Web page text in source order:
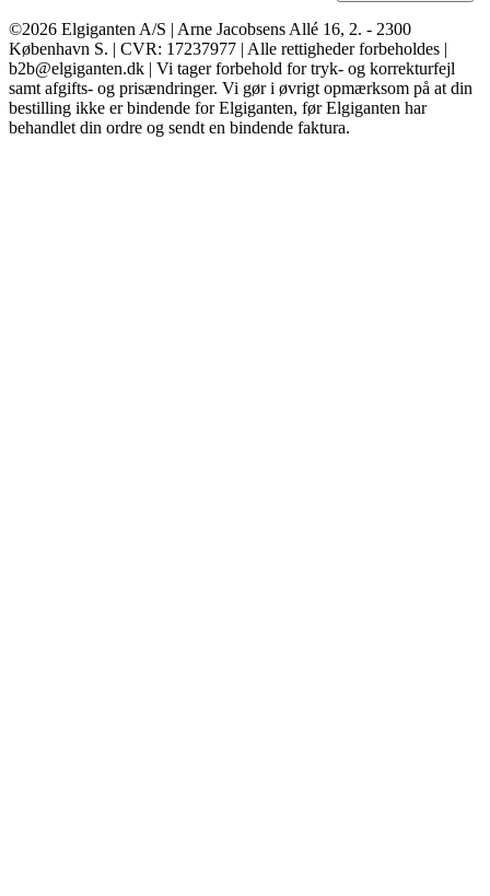
©2026 Elgiganten A/S | Arne Jacobsens Allé 16, 2. - 2300
København S. | CVR: 17237977 | Alle rettigheder forbeholdes |
b2b@elgiganten.dk | Vi tager forbehold for tryk- og korrekturfejl
samt afgifts- og prisændringer. Vi gør i øvrigt opmærksom på at din
bestilling ikke er bindende for Elgiganten, før Elgiganten har
behandlet din ordre og sendt en bindende faktura.